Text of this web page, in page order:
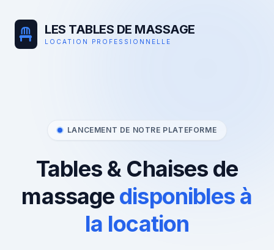
LES TABLES DE MASSAGE
LOCATION PROFESSIONNELLE
LANCEMENT DE NOTRE PLATEFORME
Tables & Chaises de
massage disponibles à
la location